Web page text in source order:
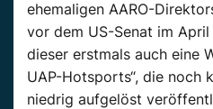
ehemaligen AARO-
vor dem US-Senat im
dieser erstmals auch eine
UAP-Hotsports“, die noch
niedrig aufgelöst